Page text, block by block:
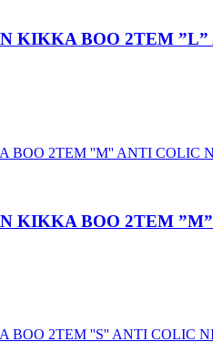
BOO 2TEM ”L”
BOO 2TEM ”M”